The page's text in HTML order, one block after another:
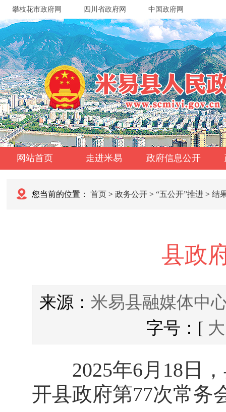
攀枝花市政府网 四川省政府网 中国政府网
网站首页 走进米易 政府信息公开
您当前的位置： 首页 > 政务公开 > “五公开”推进 > 结
县政
来源： 米易县融媒体中
字号：[ 大
2025年6月18日，
开县政府第77次常务